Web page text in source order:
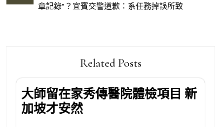
章記錄”？宜賓交警道歉：系任務掉誤所致
Related Posts
大師留在家秀傳醫院體檢項目 新
加坡才安然